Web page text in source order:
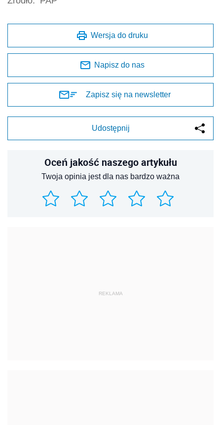
Wersja do druku
Napisz do nas
Zapisz się na newsletter
Udostępnij
Oceń jakość naszego artykułu
Twoja opinia jest dla nas bardzo ważna
REKLAMA